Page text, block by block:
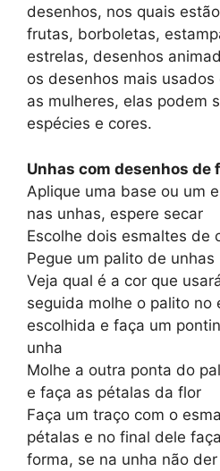
desenhos, nos quais
frutas, borboletas,
estrelas, desenhos
os desenhos mais
as mulheres, elas podem
espécies e cores.
Unhas com desenhos de
Aplique uma base ou um
nas unhas, espere secar
Escolhe dois esmaltes de
Pegue um palito de unhas
Veja qual é a cor que
seguida molhe o palito no
escolhida e faça um
unha
Molhe a outra ponta do
e faça as pétalas da flor
Faça um traço com o
pétalas e no final dele
forma, se na unha não